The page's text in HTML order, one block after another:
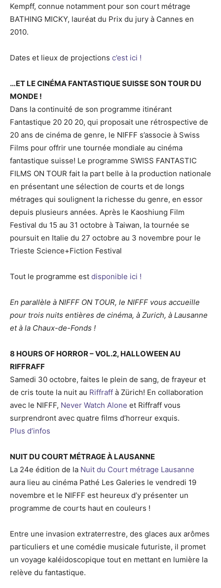
Kempff, connue notamment pour son court métrage
BATHING MICKY, lauréat du Prix du jury à Cannes en
2010.
Dates et lieux de projections c’est ici !
…ET LE CINÉMA FANTASTIQUE SUISSE SON TOUR DU
MONDE !
Dans la continuité de son programme itinérant
Fantastique 20 20 20, qui proposait une rétrospective de
20 ans de cinéma de genre, le NIFFF s’associe à Swiss
Films pour offrir une tournée mondiale au cinéma
fantastique suisse! Le programme SWISS FANTASTIC
FILMS ON TOUR fait la part belle à la production nationale
en présentant une sélection de courts et de longs
métrages qui soulignent la richesse du genre, en essor
depuis plusieurs années. Après le Kaoshiung Film
Festival du 15 au 31 octobre à Taiwan, la tournée se
poursuit en Italie du 27 octobre au 3 novembre pour le
Trieste Science+Fiction Festival
Tout le programme est disponible ici !
En parallèle à NIFFF ON TOUR, le NIFFF vous accueille
pour trois nuits entières de cinéma, à Zurich, à Lausanne
et à la Chaux-de-Fonds !
8 HOURS OF HORROR – VOL.2, HALLOWEEN AU
RIFFRAFF
Samedi 30 octobre, faites le plein de sang, de frayeur et
de cris toute la nuit au Riffraff à Zürich! En collaboration
avec le NIFFF, Never Watch Alone et Riffraff vous
surprendront avec quatre films d’horreur exquis.
Plus d’infos
NUIT DU COURT MÉTRAGE À LAUSANNE
La 24e édition de la Nuit du Court métrage Lausanne
aura lieu au cinéma Pathé Les Galeries le vendredi 19
novembre et le NIFFF est heureux d’y présenter un
programme de courts haut en couleurs !
Entre une invasion extraterrestre, des glaces aux arômes
particuliers et une comédie musicale futuriste, il promet
un voyage kaléidoscopique tout en mettant en lumière la
relève du fantastique.